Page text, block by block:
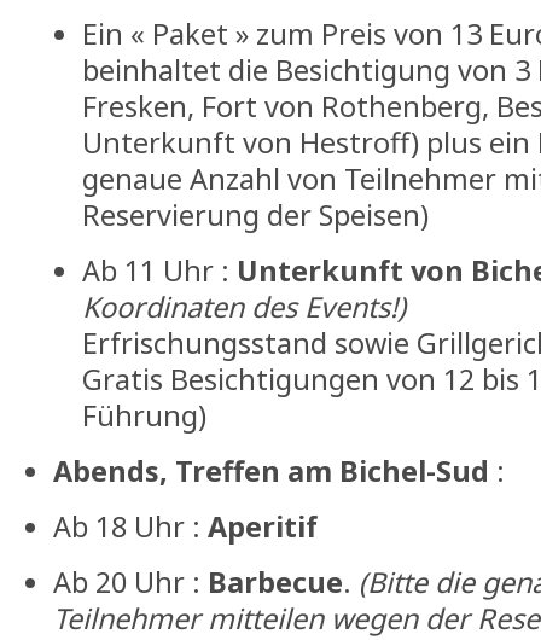
Ein « Paket » zum Preis von 13
beinhaltet die Besichtigung von 3
Fresken, Fort von Rothenberg,
Unterkunft von Hestroff) plus ein
genaue Anzahl von Teilnehmer
Reservierung der Speisen)
Ab 11 Uhr : Unterkunft von
Koordinaten des Events!)
Erfrischungsstand sowie
Gratis Besichtigungen von 12 bis
Führung)
Abends, Treffen am Bichel-Sud :
Ab 18 Uhr : Aperitif
Ab 20 Uhr : Barbecue. (Bitte die
Teilnehmer mitteilen wegen der